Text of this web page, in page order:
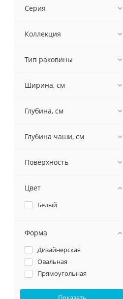
Серия
Коллекция
Тип раковины
Ширина, см
Глубина, см
Глубина чаши, см
Поверхность
Цвет
Белый
Форма
Дизайнерская
Овальная
Прямоугольная